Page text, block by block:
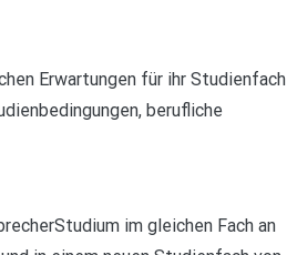
Erwartungen für ihr Studienfach
berufliche
im gleichen Fach an